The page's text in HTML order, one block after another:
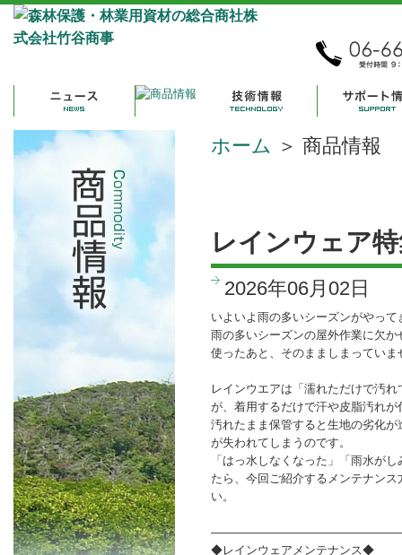
ホーム ＞ 商品情報
レインウェア
2026年06月02日
いよいよ雨の多いシーズンがやって
雨の多いシーズンの屋外作業に欠
使ったあと、そのまましまっていま
レインウエアは「濡れただけで汚
が、着用するだけで汗や皮脂汚れが
汚れたまま保管すると生地の劣化
が失われてしまうのです。
「はっ水しなくなった」「雨水が
たら、今回ご紹介するメンテナン
い。
◆レインウェアメンテナンス◆